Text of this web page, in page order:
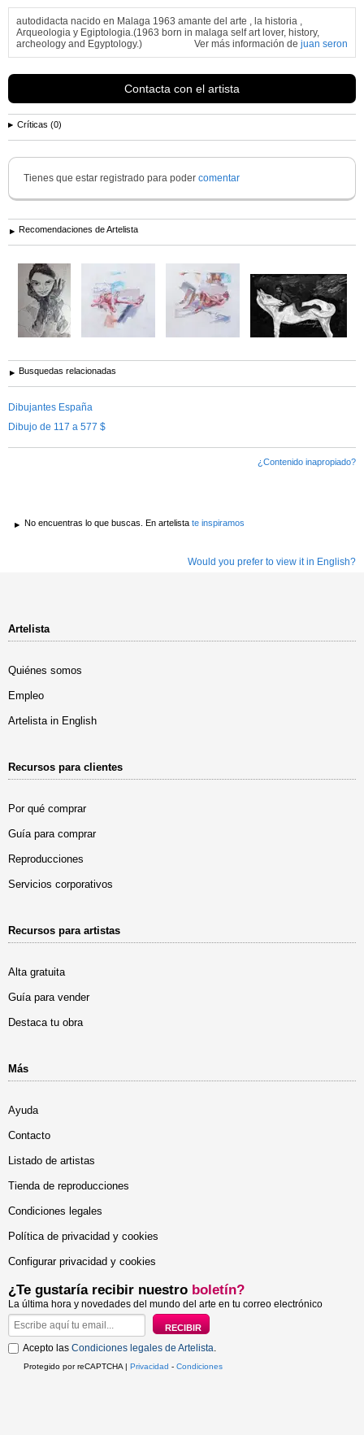
autodidacta nacido en Malaga 1963 amante del arte , la historia ,
Arqueologia y Egiptologia.(1963 born in malaga self art lover, history,
archeology and Egyptology.)
Ver más información de juan seron
Contacta con el artista
Críticas (0)
Tienes que estar registrado para poder comentar
Recomendaciones de Artelista
Busquedas relacionadas
Dibujantes España
Dibujo de 117 a 577 $
¿Contenido inapropiado?
No encuentras lo que buscas. En artelista te inspiramos
Would you prefer to view it in English?
Artelista
Quiénes somos
Empleo
Artelista in English
Recursos para clientes
Por qué comprar
Guía para comprar
Reproducciones
Servicios corporativos
Recursos para artistas
Alta gratuita
Guía para vender
Destaca tu obra
Más
Ayuda
Contacto
Listado de artistas
Tienda de reproducciones
Condiciones legales
Política de privacidad y cookies
Configurar privacidad y cookies
¿Te gustaría recibir nuestro boletín?
La última hora y novedades del mundo del arte en tu correo electrónico
Acepto las Condiciones legales de Artelista
Protegido por reCAPTCHA | Privacidad - Condiciones